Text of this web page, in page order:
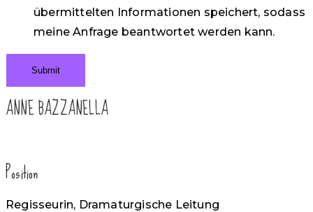
übermittelten Informationen speichert, sodass
meine Anfrage beantwortet werden kann.
Submit
ANNE BAZZANELLA
Position
Regisseurin, Dramaturgische Leitung